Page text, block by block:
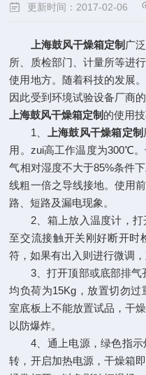
更新时间：2017-02-06
上海鼓风干燥箱定制 广
所、质检部门、计量所等进
使用地方。随着科技的发展
因此受到环境试验设备厂商
上海鼓风干燥箱定制 的使用技
1、
上海鼓风干燥箱定制
用。zui高工作温度为300℃
气相对湿度不大于85%条件
线粗一倍之导线接地。使用
路、短路及漏电现象。
2、箱上放入温度计，打
至交流接触开关刚好断开时
符，如果有出入则进行微调
3、打开顶部或底部排气
均负荷为15Kg，放置切勿过
室底板上不能放置试品，干
以防爆炸。
4、通上电源，绿色指示
转，开启加热电源，干燥箱